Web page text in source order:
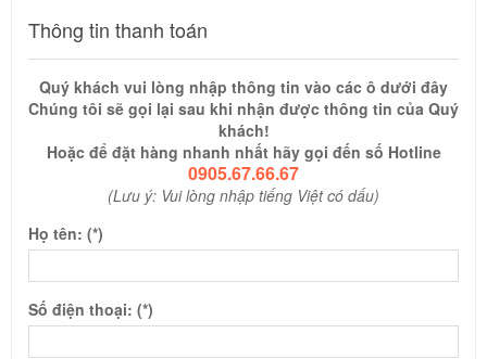
Thông tin thanh toán
Quý khách vui lòng nhập thông tin vào các ô dưới đây
Chúng tôi sẽ gọi lại sau khi nhận được thông tin của Quý
khách!
Hoặc để đặt hàng nhanh nhất hãy gọi đến số Hotline
0905.67.66.67
(Lưu ý: Vui lòng nhập tiếng Việt có dấu)
Họ tên: (*)
Số điện thoại: (*)